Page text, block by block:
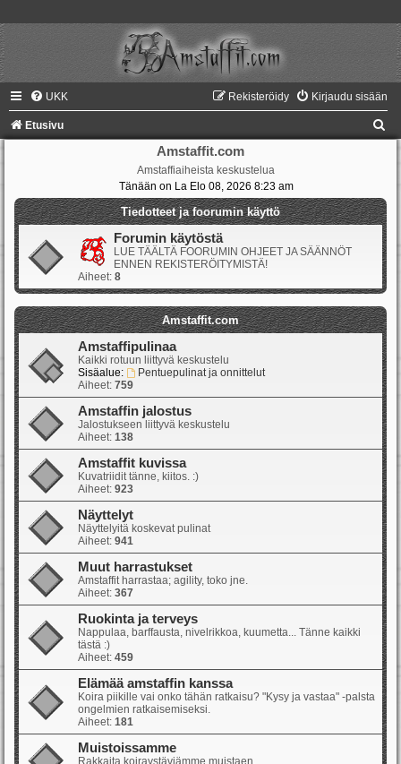
UKK Kirjaudu sisään
Rekisteröidy
Etusivu
Amstaffit.com
Amstaffiaiheista keskustelua
Tänään on La Elo 08, 2026 8:23 am
Tiedotteet ja foorumin käyttö
Forumin käytöstä
LUE TÄÄLTÄ FOORUMIN OHJEET JA SÄÄNNÖT
ENNEN REKISTERÖITYMISTÄ!
Aiheet: 8
Amstaffit.com
Amstaffipulinaa
Kaikki rotuun liittyvä keskustelu
Sisäalue:
Pentuepulinat ja onnittelut
Aiheet: 759
Amstaffin jalostus
Jalostukseen liittyvä keskustelu
Aiheet: 138
Amstaffit kuvissa
Kuvatriidit tänne, kiitos. :)
Aiheet: 923
Näyttelyt
Näyttelyitä koskevat pulinat
Aiheet: 941
Muut harrastukset
Amstaffit harrastaa; agility, toko jne.
Aiheet: 367
Ruokinta ja terveys
Nappulaa, barffausta, nivelrikkoa, kuumetta... Tänne kaikki
tästä :)
Aiheet: 459
Elämää amstaffin kanssa
Koira piikille vai onko tähän ratkaisu? "Kysy ja vastaa" -palsta
ongelmien ratkaisemiseksi.
Aiheet: 181
Muistoissamme
Rakkaita koiraystäviämme muistaen.